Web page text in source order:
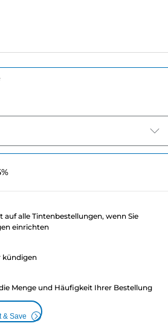
auf alle Tintenbestellungen, wenn Sie
einrichten
kündigen
Menge und Häufigkeit Ihrer Bestellung
& Save